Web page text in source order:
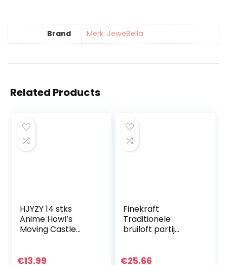
Brand Merk: JeweBella
Related Products
HJYZY 14 stks
Anime Howl’s
Moving Castle
Drop Oorbellen
€13.99
Finekraft
Traditionele
bruiloft partij
oorbel sieraden
€25.66